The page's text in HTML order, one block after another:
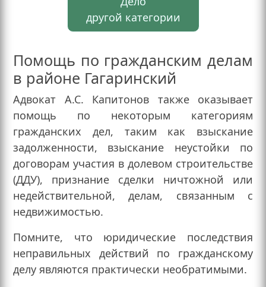
другой категории
Помощь по гражданским делам
в районе Гагаринский
Адвокат А.С. Капитонов также оказывает
помощь по некоторым категориям
гражданских дел, таким как взыскание
задолженности, взыскание неустойки по
договорам участия в долевом строительстве
(ДДУ), признание сделки ничтожной или
недействительной, делам, связанным с
недвижимостью.
Помните, что юридические последствия
неправильных действий по гражданскому
делу являются практически необратимыми.